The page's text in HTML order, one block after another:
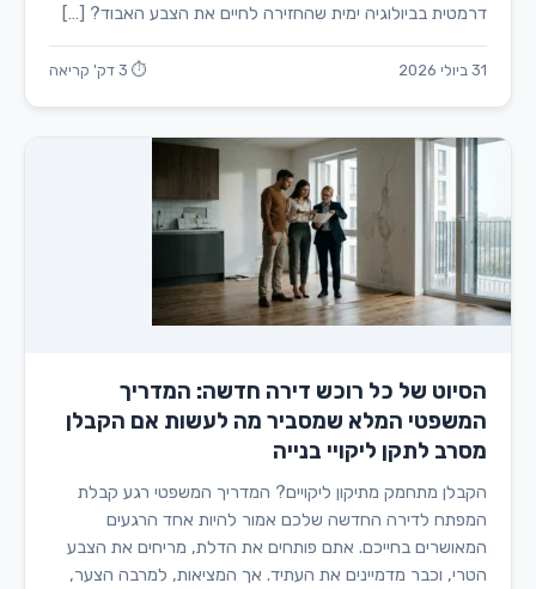
דרמטית בביולוגיה ימית שהחזירה לחיים את הצבע האבוד? […]
31 ביולי 2026 ⏱ 3 דק' קריאה
הסיוט של כל רוכש דירה חדשה: המדריך
המשפטי המלא שמסביר מה לעשות אם הקבלן
מסרב לתקן ליקויי בנייה
הקבלן מתחמק מתיקון ליקויים? המדריך המשפטי רגע קבלת
המפתח לדירה החדשה שלכם אמור להיות אחד הרגעים
המאושרים בחייכם. אתם פותחים את הדלת, מריחים את הצבע
הטרי, וכבר מדמיינים את העתיד. אך המציאות, למרבה הצער,